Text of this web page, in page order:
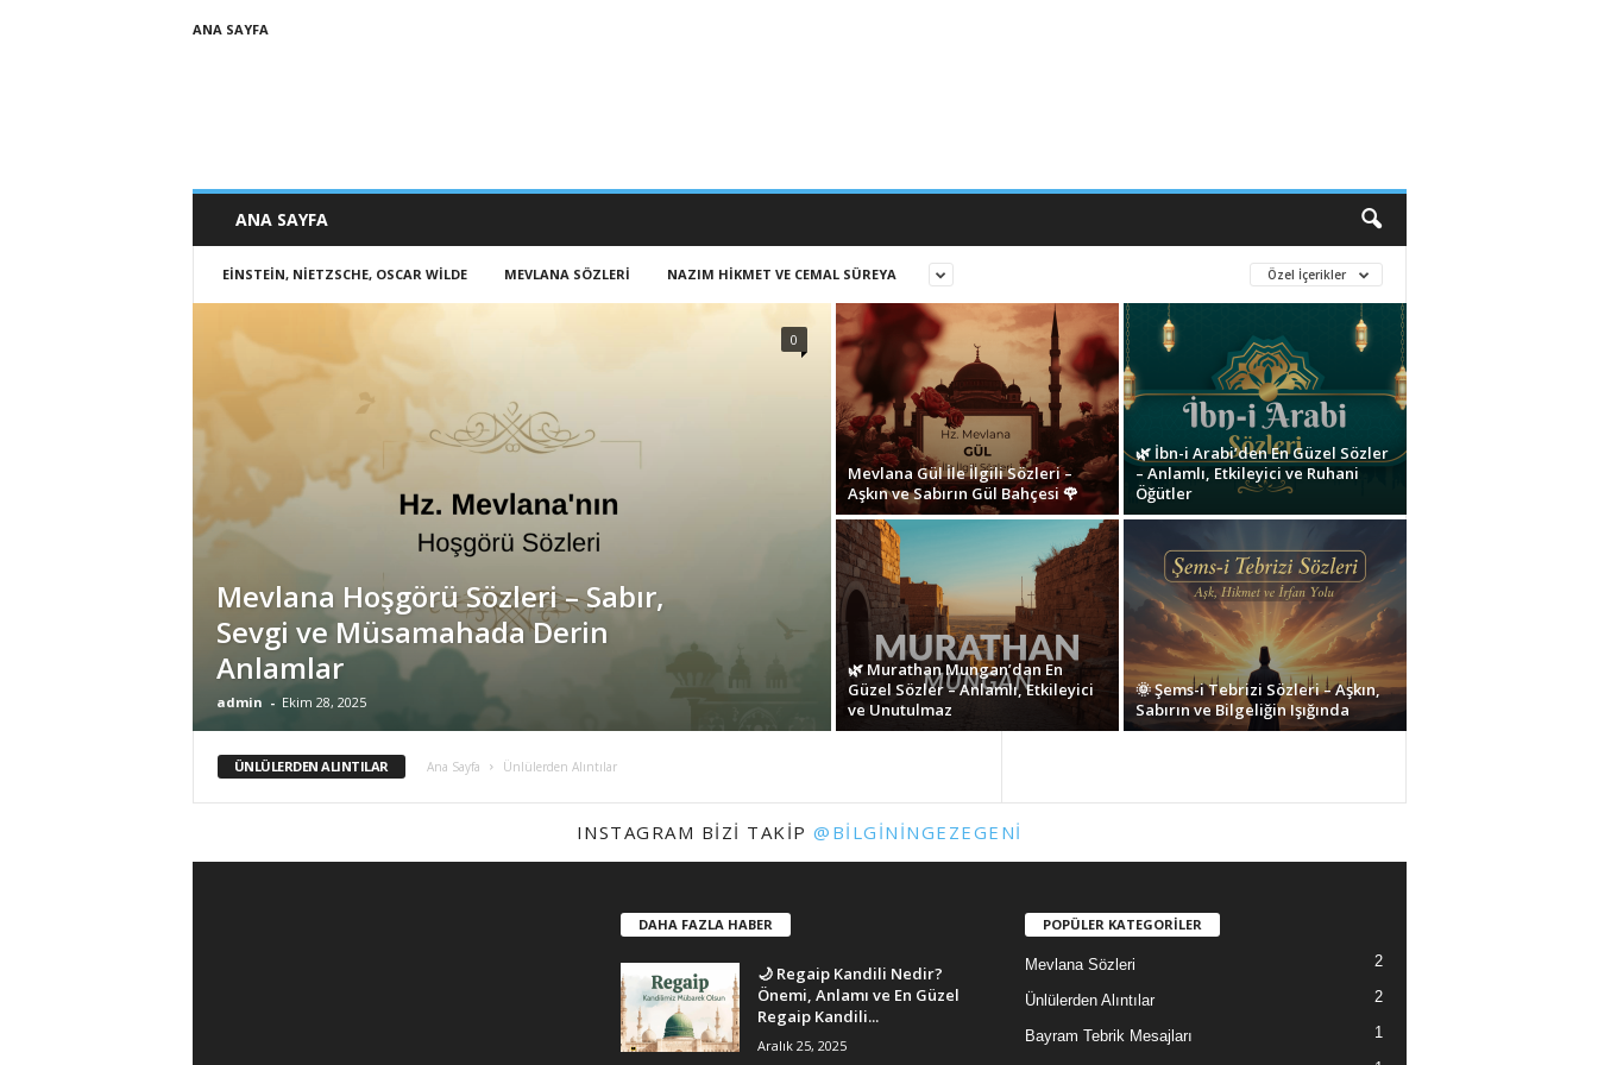
ANA SAYFA
ANA SAYFA
EINSTEIN, NIETZSCHE, OSCAR WILDE MEVLANA SÖZLERI NAZIM HIKMET VE CEMAL SÜREYA Özel İçerikler
Mevlana Hoşgörü Sözleri – Sabır,
Sevgi ve Müsamahada Derin
Anlamlar
admin - Ekim 28, 2025
0
Mevlana Gül İle İlgili Sözleri –
Aşkın ve Sabırın Gül Bahçesi 🌹
🌿 İbn-i Arabi’den En Güzel Sözler
– Anlamlı, Etkileyici ve Ruhani
Öğütler
🌿 Murathan Mungan’dan En
Güzel Sözler – Anlamlı, Etkileyici
ve Unutulmaz
🌞 Şems-i Tebrizi Sözleri – Aşkın,
Sabırın ve Bilgeliğin Işığında
ÜNLÜLERDEN ALINTILAR Ana Sayfa Ünlülerden Alıntılar
INSTAGRAM BIZI TAKIP @BILGININGEZEGENI
DAHA FAZLA HABER
🌙 Regaip Kandili Nedir?
Önemi, Anlamı ve En Güzel
Regaip Kandili...
Aralık 25, 2025
POPÜLER KATEGORİLER
Mevlana Sözleri 2
Ünlülerden Alıntılar 2
Bayram Tebrik Mesajları 1